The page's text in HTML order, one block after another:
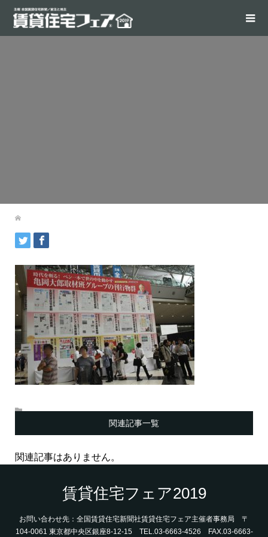
関連記事一覧
関連記事はありません。
賃貸住宅フェア2019
お問い合わせ先：全国賃貸住宅新聞社賃貸住宅フェア主催者事務局 〒
104-0061 東京都中央区銀座8-12-15 TEL.03-6663-4526 FAX.03-6663-